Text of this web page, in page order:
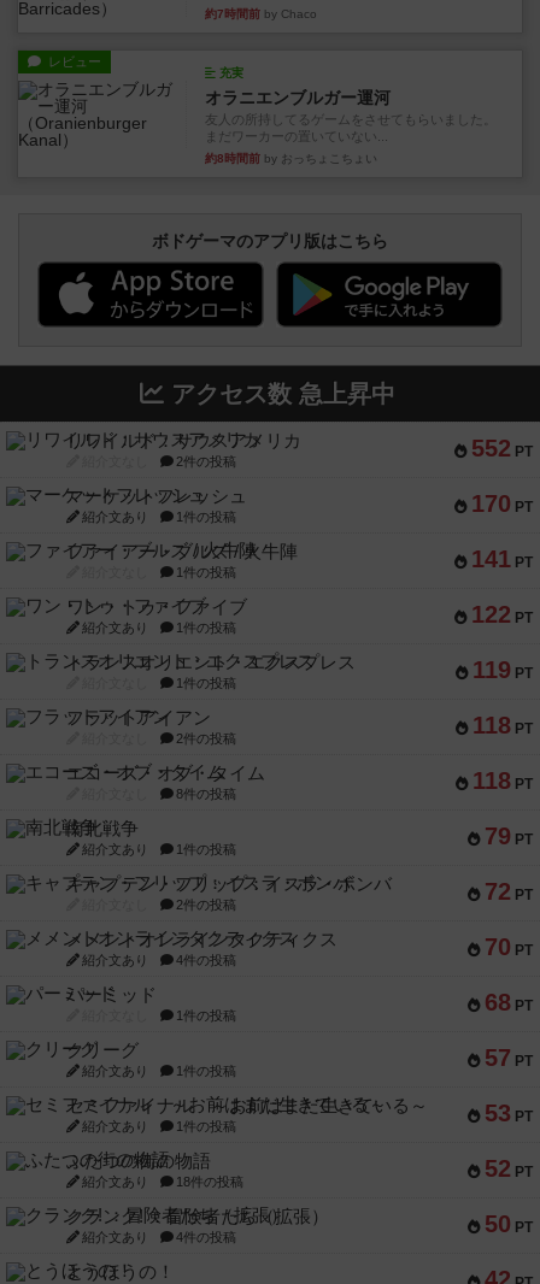
約7時間前 by Chaco
レビュー
充実
オラニエンブルガー運河
友人の所持してるゲームをさせてもらいました。
まだワーカーの置いていない...
約8時間前 by おっちょこちょい
ボドゲーマのアプリ版はこちら
アクセス数 急上昇中
552 PT
リワイルド：サウスアメリカ
2件の投稿
170 PT
マーケットフレッシュ
紹介文あり 1件の投稿
141 PT
ファイアー・ブルズ / 火牛陣
1件の投稿
122 PT
ワン・トゥ・ファイブ
紹介文あり 1件の投稿
119 PT
トランスオリエント・エクスプレス
1件の投稿
118 PT
フラットアイアン
2件の投稿
118 PT
エコーズ・オブ・タイム
8件の投稿
79 PT
南北戦争
紹介文あり 1件の投稿
72 PT
キャプテン・フリップ：イスラ・ボンバ
2件の投稿
70 PT
メメントオンラインタクティクス
紹介文あり 4件の投稿
68 PT
パーミッド
1件の投稿
57 PT
クリーグ
紹介文あり 1件の投稿
53 PT
セミファイナル ～お前はまだ生きている～
紹介文あり 1件の投稿
52 PT
ふたつの街の物語
紹介文あり 18件の投稿
50 PT
クランク! ：冒険者たち（拡張）
紹介文あり 4件の投稿
とうほうの！